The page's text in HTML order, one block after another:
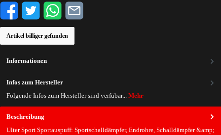
Artikel billiger gefunden
Beschreibung
Ulter Sport Sportauspuff: Sportschalldämpfer, Endrohre, Schalldämpfer &amp;
Informationen
Infos zum Hersteller
Folgende Infos zum Hersteller sind verfübar... Mehr